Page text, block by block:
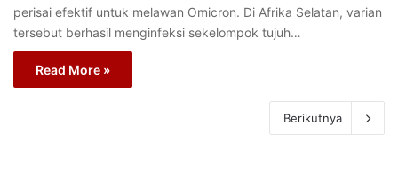
perisai efektif untuk melawan Omicron. Di Afrika Selatan, varian
tersebut berhasil menginfeksi sekelompok tujuh…
Read More »
Berikutnya